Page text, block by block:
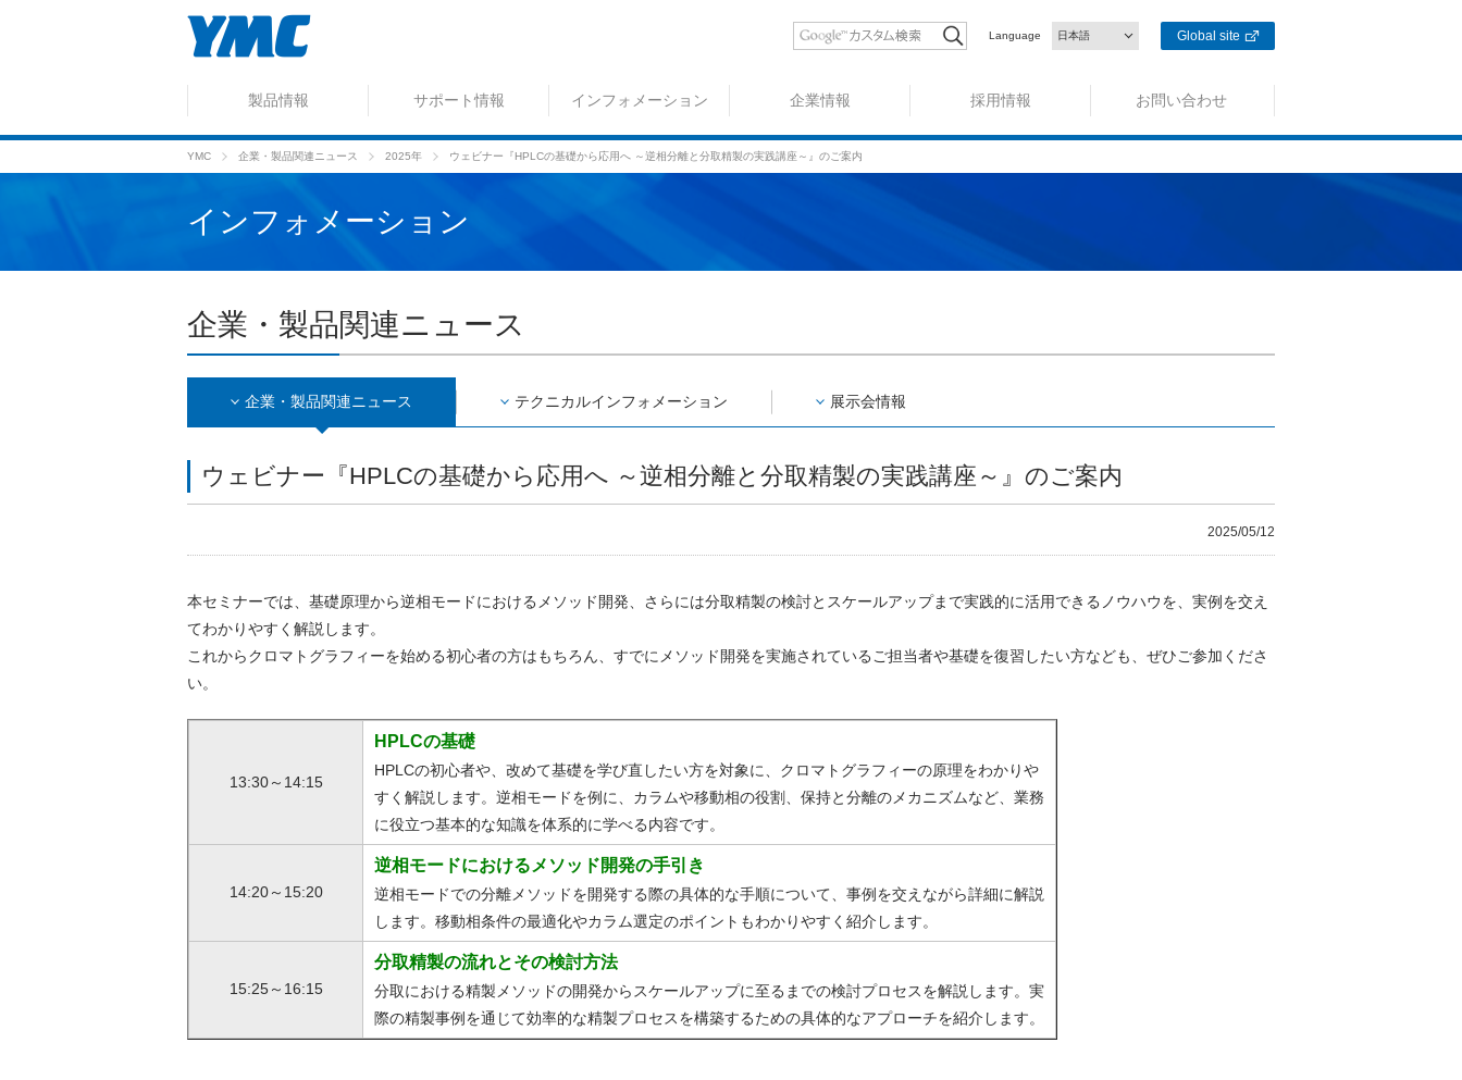
Language 日本語 Global site
製品情報 サポート情報 インフォメーション 企業情報 採用情報 お問い合わせ
YMC 企業・製品関連ニュース 2025年 ウェビナー『HPLCの基礎から応用へ ～逆相分離と分取精製の実践講座～』のご案内
インフォメーション
企業・製品関連ニュース
企業・製品関連ニュース テクニカルインフォ メーション 展示会情報
ウェビナー『HPLCの基礎から応用へ ～逆相分離と分取精製の実践講座～』のご案内
2025/05/12
本セミナーでは、基礎原理から逆相モードにおけるメソッド開発、さらには分取精製の検討とスケールアップまで実践的に活用できるノウハウを、実例を交え
てわかりやすく解説します。
これからクロマトグラフィーを始める初心者の方はもちろん、すでにメソッド開発を実施されているご担当者や基礎を復習したい方なども、ぜひご参加くださ
い。
13:30～14:15
HPLCの基礎
HPLCの初心者や、改めて基礎を学び直したい方を対象に、クロマトグラフィーの原理をわかりや
すく解説します。逆相モードを例に、カラムや移動相の役割、保持と分離のメカニズムなど、業務
に役立つ基本的な知識を体系的に学べる内容です。
14:20～15:20
逆相モードにおけるメソッド開発の手引き
逆相モードでの分離メソッドを開発する際の具体的な手順について、事例を交えながら詳細に解説
します。移動相条件の最適化やカラム選定のポイントもわかりやすく紹介します。
15:25～16:15
分取精製の流れとその検討方法
分取における精製メソッドの開発からスケールアップに至るまでの検討プロセスを解説します。実
際の精製事例を通じて効率的な精製プロセスを構築するための具体的なアプローチを紹介します。